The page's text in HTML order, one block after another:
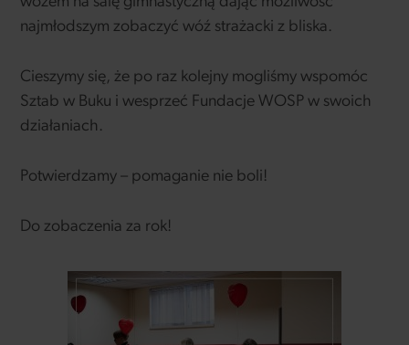
najmłodszym zobaczyć wóź strażacki z bliska.
Cieszymy się, że po raz kolejny mogliśmy wspomóc
Sztab w Buku i wesprzeć Fundacje WOSP w swoich
działaniach.
Potwierdzamy – pomaganie nie boli!
Do zobaczenia za rok!